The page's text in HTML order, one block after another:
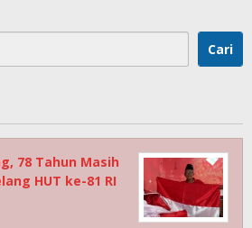
Cari
78 Tahun Masih
HUT ke-81 RI